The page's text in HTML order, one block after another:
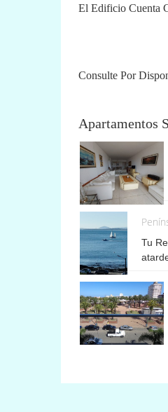
El Edificio Cuenta
Consulte Por
Apartamentos
Tu
para